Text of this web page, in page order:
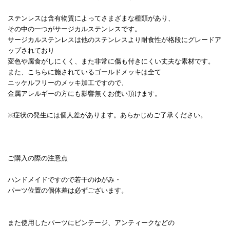
ステンレスは含有物質によってさまざまな種類があり、
その中の一つがサージカルステンレスです。
サージカルステンレスは他のステンレスより耐食性が格段にグレードア
ップされており
変色や腐食がしにくく、また非常に傷も付きにくい丈夫な素材です。
また、こちらに施されているゴールドメッキは全て
ニッケルフリーのメッキ加工ですので、
金属アレルギーの方にも影響無くお使い頂けます。
※症状の発生には個人差があります。あらかじめご了承ください。
ご購入の際の注意点
ハンドメイドですので若干のゆがみ・
パーツ位置の個体差は必ずございます。
また使用したパーツにビンテージ、アンティークなどの